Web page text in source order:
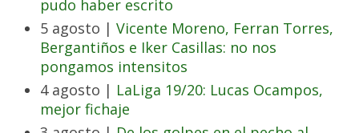
pudo haber escrito
5 agosto | Vicente Moreno, Ferran Torres,
Bergantiños e Iker Casillas: no nos
pongamos intensitos
4 agosto | LaLiga 19/20: Lucas Ocampos,
mejor fichaje